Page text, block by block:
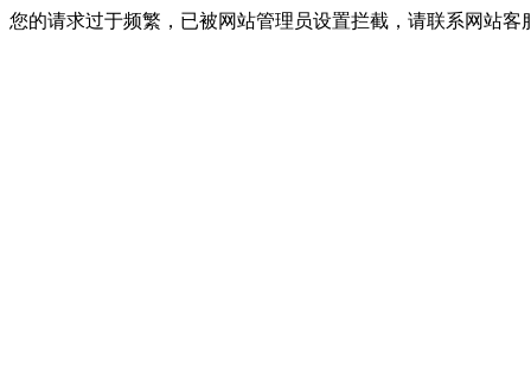
您的请求过于频繁，已被网站管理员设置拦截，请联系网站客